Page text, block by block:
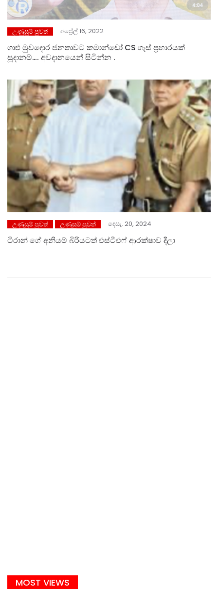
උණුසුම් පුවත් අප්‍රේල් 16, 2022
ගාළු මුවදොර ජනතාවට කමාන්ඩෝ CS ගැස් ප්‍රහාරයක්
සූදානම්…. අවදානයෙන් සිටින්න .
උණුසුම් පුවත් උණුසුම් පුවත් දෙසැ. 20, 2024
ටිරාන් ගේ අනියම් බිරියටත් එස්ටීඑෆ් ආරක්ෂාව දීලා
MOST VIEWS